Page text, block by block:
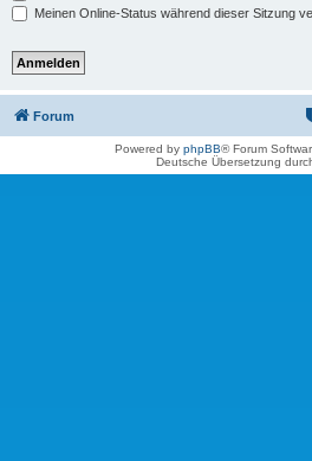
Meinen Online-Status während dieser Sitzung
Forum
Powered by phpBB® Forum
Deutsche Übersetzung